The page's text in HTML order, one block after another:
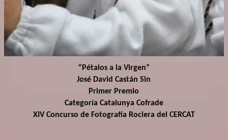
“Pétalos a la Virgen”
José David Castán Sin
Primer Premio
Categoría Catalunya Cofrade
XIV Concurso de Fotografía Rociera del CERCAT